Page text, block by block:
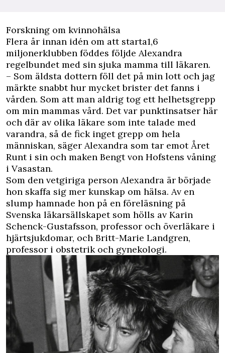
Forskning om kvinnohälsa
Flera år innan idén om att starta1,6
miljonerklubben föddes följde Alexandra
regelbundet med sin sjuka mamma till läkaren.
– Som äldsta dottern föll det på min lott och jag
märkte snabbt hur mycket brister det fanns i
vården. Som att man aldrig tog ett helhetsgrepp
om min mammas vård. Det var punktinsatser här
och där av olika läkare som inte talade med
varandra, så de fick inget grepp om hela
människan, säger Alexandra som tar emot Året
Runt i sin och maken Bengt von Hofstens våning
i Vasastan.
Som den vetgiriga person Alexandra är började
hon skaffa sig mer kunskap om hälsa. Av en
slump hamnade hon på en föreläsning på
Svenska läkarsällskapet som hölls av Karin
Schenck-Gustafsson, professor och överläkare i
hjärtsjukdomar, och Britt-Marie Landgren,
professor i obstetrik och gynekologi.